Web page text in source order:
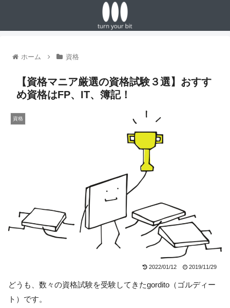
ホーム 資格
【資格マニア厳選の資格試験３選】おすす
め資格はFP、IT、簿記！
資格
2022/01/12 2019/11/29
どうも、数々の資格試験を受験してきたgordito（ゴルディー
ト）です。